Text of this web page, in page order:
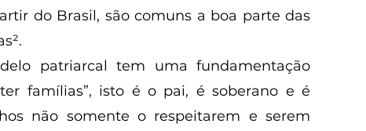
do Brasil, são comuns a boa parte das
famílias”, isto é o pai, é soberano e é
não somente o respeitarem e serem